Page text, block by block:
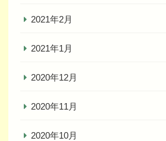
2021年2月
2021年1月
2020年12月
2020年11月
2020年10月